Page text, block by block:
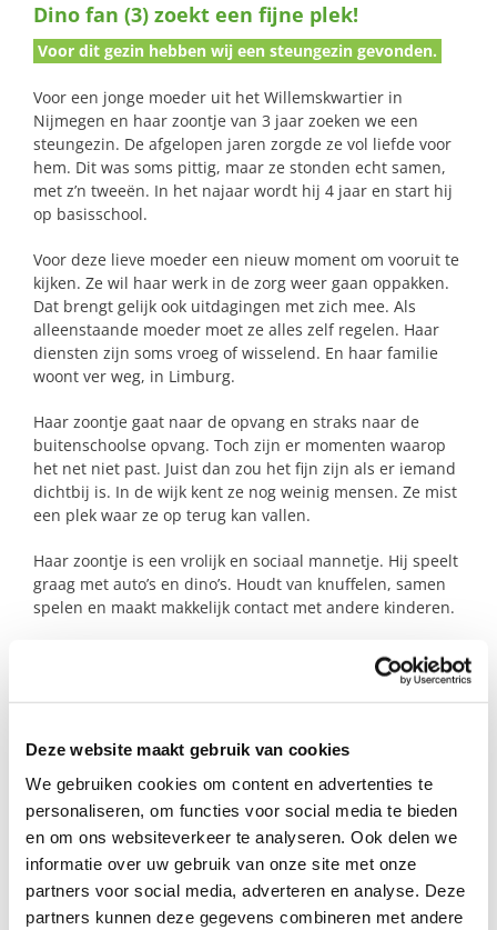
Deze website maakt gebruik van cookies
We gebruiken cookies om content en advertenties te
personaliseren, om functies voor social media te bieden
en om ons websiteverkeer te analyseren. Ook delen we
informatie over uw gebruik van onze site met onze
partners voor social media, adverteren en analyse. Deze
partners kunnen deze gegevens combineren met andere
naar:
Dino fan (3) zoekt een fijne plek!
Voor dit gezin hebben wij een steungezin gevonden.
Voor een jonge moeder uit het Willemskwartier in
Nijmegen en haar zoontje van 3 jaar zoeken we een
steungezin. De afgelopen jaren zorgde ze vol liefde voor
hem. Dit was soms pittig, maar ze stonden echt samen,
met z’n tweeën. In het najaar wordt hij 4 jaar en start hij
op basisschool.
Voor deze lieve moeder een nieuw moment om vooruit te
kijken. Ze wil haar werk in de zorg weer gaan oppakken.
Dat brengt gelijk ook uitdagingen met zich mee. Als
alleenstaande moeder moet ze alles zelf regelen. Haar
diensten zijn soms vroeg of wisselend. En haar familie
woont ver weg, in Limburg.
Haar zoontje gaat naar de opvang en straks naar de
buitenschoolse opvang. Toch zijn er momenten waarop
het net niet past. Juist dan zou het fijn zijn als er iemand
dichtbij is. In de wijk kent ze nog weinig mensen. Ze mist
een plek waar ze op terug kan vallen.
Haar zoontje is een vrolijk en sociaal mannetje. Hij speelt
graag met auto’s en dino’s. Houdt van knuffelen, samen
spelen en maakt makkelijk contact met andere kinderen.
Willemskwartier. Een plek waar hij bijvoorbeeld vóór
school welkom is of na school fijn kan spelen.
Zou dit plekje bij jullie kunnen zijn?
Profiel steungezin
Wij zoeken een gezin in het Willemskwartier
Nijmegen: